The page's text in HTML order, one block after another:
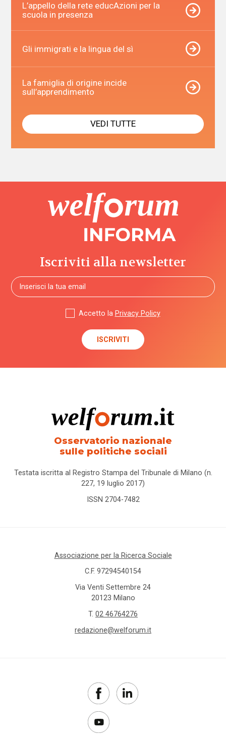
L’appello della rete educAzioni per la
scuola in presenza
Gli immigrati e la lingua del sì
La famiglia di origine incide
sull’apprendimento
VEDI TUTTE
Iscriviti alla newsletter
Accetto la Privacy Policy
Osservatorio nazionale
sulle politiche sociali
Testata iscritta al Registro Stampa del Tribunale di Milano (n.
227, 19 luglio 2017)
ISSN 2704-7482
Associazione per la Ricerca Sociale
C.F. 97294540154
Via Venti Settembre 24
20123 Milano
T. 02 46764276
redazione@welforum.it